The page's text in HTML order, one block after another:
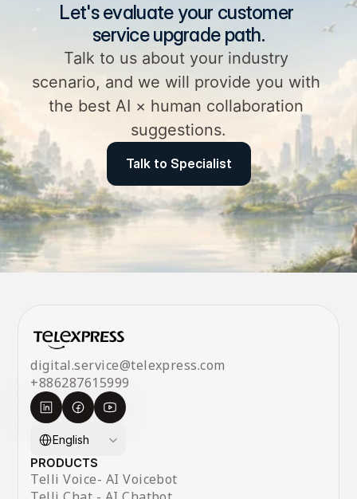
Let's evaluate your customer
service upgrade path.
Talk to us about your industry
scenario, and we will provide you with
the best AI × human collaboration
suggestions.
Talk to Specialist
digital.service@telexpress.com
+886287615999
English
PRODUCTS
Telli Voice- AI Voicebot